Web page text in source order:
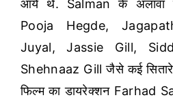
आये थे. Salman के अलावा
Pooja Hegde,
Juyal, Jassie Gill,
Shehnaaz Gill जैसे कई
फिल्म का डायरेक्शन Farhad